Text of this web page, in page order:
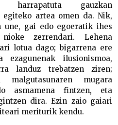
gauzkan
artea omen da. Nik,
une, gai edo egoeratik ihes
zerrendari. Lehena
lotua dago; bigarrena ere
ezagunenak ilusionismoa,
landuz trebatzen ziren;
mugara
asmamena fintzen, eta
dira. Ezin zaio gaiari
meriturik kendu.